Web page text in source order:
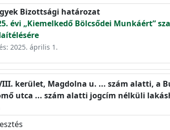
Bizottsági határozat
évi „Kiemelkedő Bölcsődei Munkáért”
2025. április 1.
kerület, Magdolna u. ... szám alatti, a
utca ... szám alatti jogcím nélküli